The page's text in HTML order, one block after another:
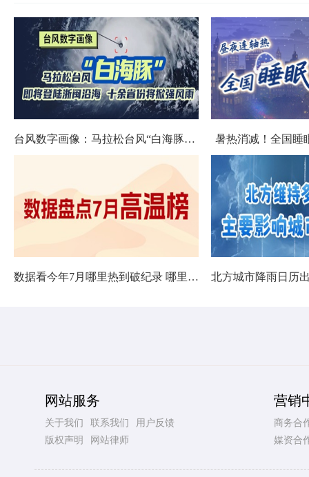
台风数字画像：马拉松台风“白海豚”将影响十余省份 暑热消减！全国睡
数据看今年7月哪里热到破纪录 哪里暑热连轴转
网站服务
关于我们 联系我们
用户反馈
版权声明
网站律师
营销
商务合
媒资合